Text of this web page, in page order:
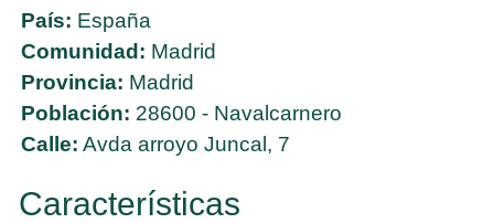
País: España
Comunidad: Madrid
Provincia: Madrid
Población: 28600 - Navalcarnero
Calle: Avda arroyo Juncal, 7
Características